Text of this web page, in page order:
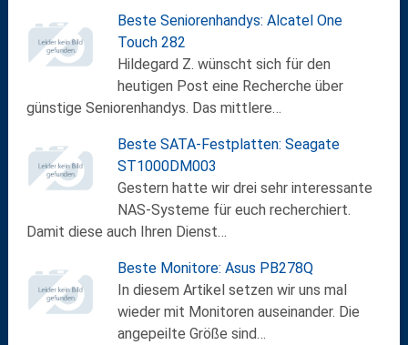
Beste Seniorenhandys: Alcatel One
Touch 282
Hildegard Z. wünscht sich für den
heutigen Post eine Recherche über
günstige Seniorenhandys. Das mittlere…
Beste SATA-Festplatten: Seagate
ST1000DM003
Gestern hatte wir drei sehr interessante
NAS-Systeme für euch recherchiert.
Damit diese auch Ihren Dienst…
Beste Monitore: Asus PB278Q
In diesem Artikel setzen wir uns mal
wieder mit Monitoren auseinander. Die
angepeilte Größe sind…